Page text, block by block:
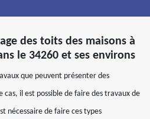
des toits des maisons à
le 34260 et ses environs
que peuvent présenter des
il est possible de faire des travaux de
nécessaire de faire ces types